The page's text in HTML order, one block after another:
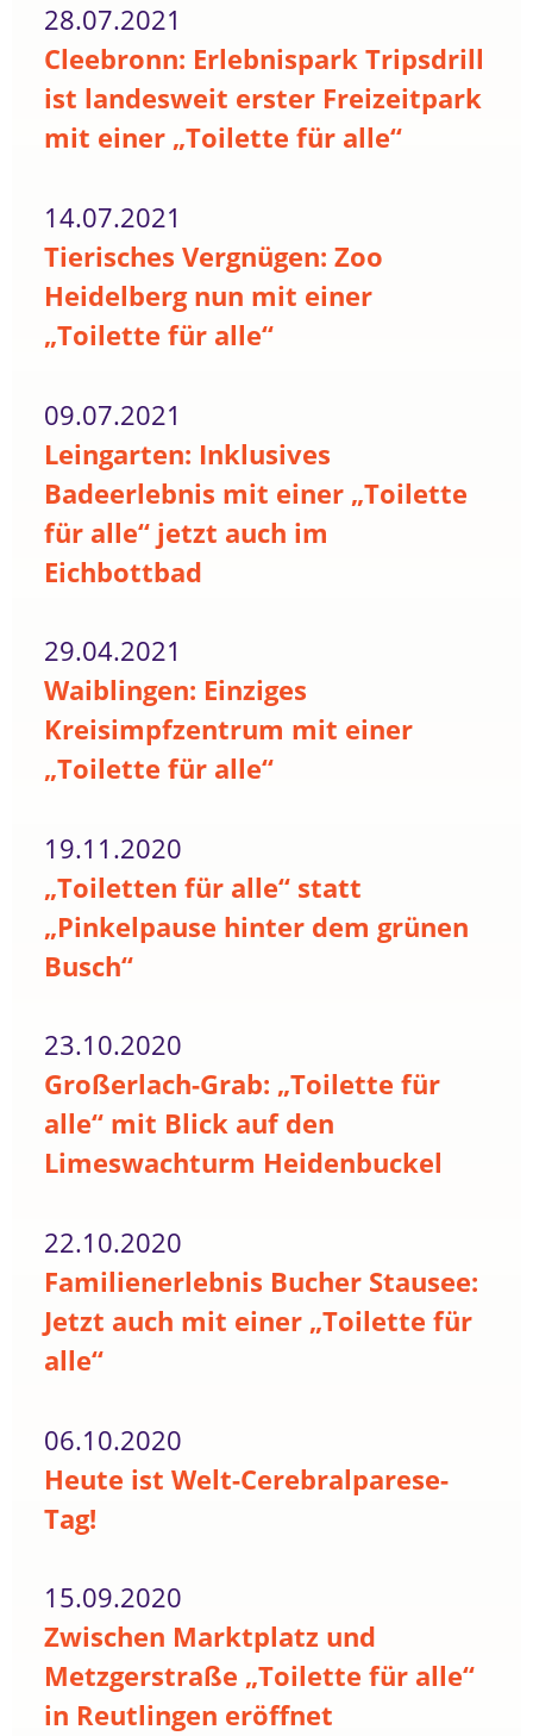
28.07.2021
Cleebronn: Erlebnispark Tripsdrill
ist landesweit erster Freizeitpark
mit einer „Toilette für alle“
14.07.2021
Tierisches Vergnügen: Zoo
Heidelberg nun mit einer
„Toilette für alle“
09.07.2021
Leingarten: Inklusives
Badeerlebnis mit einer „Toilette
für alle“ jetzt auch im
Eichbottbad
29.04.2021
Waiblingen: Einziges
Kreisimpfzentrum mit einer
„Toilette für alle“
19.11.2020
„Toiletten für alle“ statt
„Pinkelpause hinter dem grünen
Busch“
23.10.2020
Großerlach-Grab: „Toilette für
alle“ mit Blick auf den
Limeswachturm Heidenbuckel
22.10.2020
Familienerlebnis Bucher Stausee:
Jetzt auch mit einer „Toilette für
alle“
06.10.2020
Heute ist Welt-Cerebralparese-
Tag!
15.09.2020
Zwischen Marktplatz und
Metzgerstraße „Toilette für alle“
in Reutlingen eröffnet